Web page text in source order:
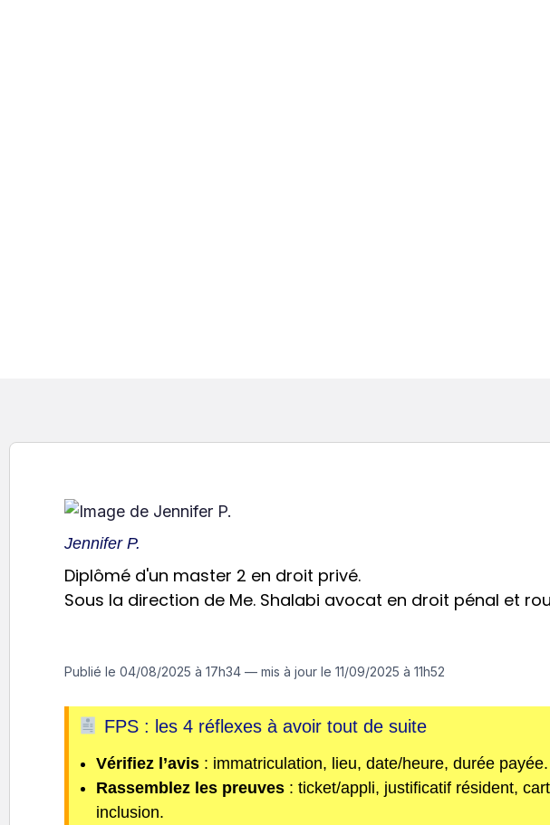
Jennifer P.
Diplômé d'un master 2 en droit privé.
Sous la direction de Me. Shalabi avocat en droit pénal et
Publié le 04/08/2025 à 17h34 — mis à jour le 11/09/2025 à 11h52
FPS : les 4 réflexes à avoir tout de suite
Vérifiez l’avis : immatriculation, lieu, date/heure, durée payée.
Rassemblez les preuves : ticket/appli, justificatif résident,
inclusion.